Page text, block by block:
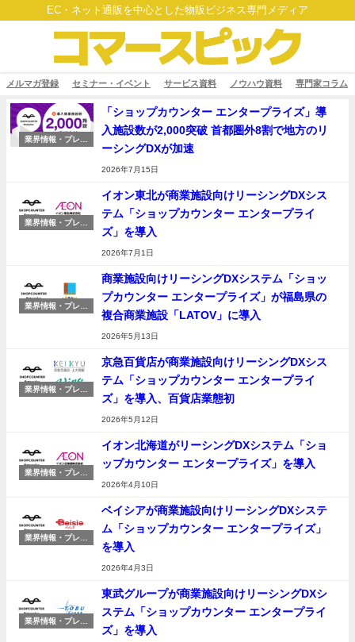
EC・ネット通販を中心とした物販ビジネス専門メディア
メルマガ登録 セミナー・イベント サービス資料 ノウハウ資料 専門家コラム
業界情報・プレス
「ショップカウンター エンタープライズ」導
入施設数が2,000突破 首都圏外8割で地方のリ
ーシングDXが加速
2026年7月15日
業界情報・プレス
イオン東北が商業施設向けリーシングDXシス
テム「ショップカウンター エンタープライ
ズ」を導入
2026年7月1日
業界情報・プレス
商業施設向けリーシングDXシステム「ショッ
プカウンター エンタープライズ」が福島県の
複合商業施設「LATOV」に導入
2026年5月13日
業界情報・プレス
京急百貨店が商業施設向けリーシングDXシス
テム「ショップカウンター エンタープライ
ズ」を導入、百貨店業態初
2026年5月12日
業界情報・プレス
イオン北海道がリーシングDXシステム「ショ
ップカウンター エンタープライズ」を導入
2026年4月10日
業界情報・プレス
ベイシアが商業施設向けリーシングDXシステ
ム「ショップカウンター エンタープライズ」
を導入
2026年4月3日
業界情報・プレス
東武グループが商業施設向けリーシングDXシ
ステム「ショップカウンター エンタープライ
ズ」を導入